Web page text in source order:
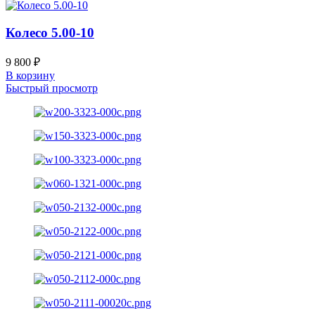
Колесо 5.00-10
9 800 ₽
В корзину
Быстрый просмотр